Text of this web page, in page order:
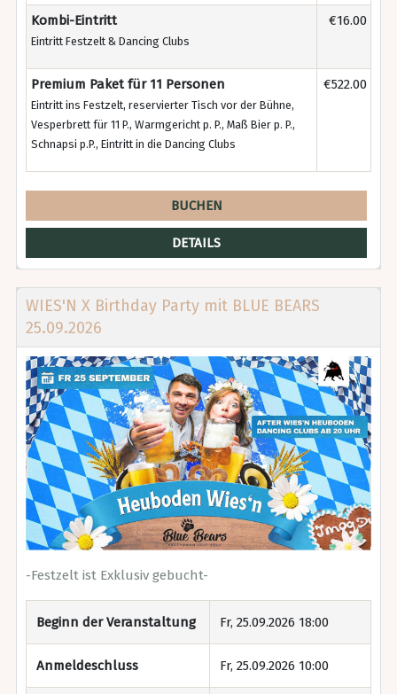
Kombi-Eintritt
Eintritt Festzelt & Dancing Clubs
€16.00
Premium Paket für 11 Personen
Eintritt ins Festzelt, reservierter Tisch vor der Bühne,
Vesperbrett für 11 P., Warmgericht p. P., Maß Bier p. P.,
Schnapsi p.P., Eintritt in die Dancing Clubs
€522.00
BUCHEN
DETAILS
WIES'N X Birthday Party mit BLUE BEARS
25.09.2026
-Festzelt ist Exklusiv gebucht-
Beginn der Veranstaltung Fr, 25.09.2026 18:00
Anmeldeschluss Fr, 25.09.2026 10:00